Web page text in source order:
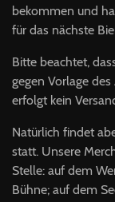
bekommen und
für das nächste
Bitte beachtet,
gegen Vorlage
erfolgt kein
Natürlich findet
statt. Unsere
Stelle: auf dem
Bühne; auf dem